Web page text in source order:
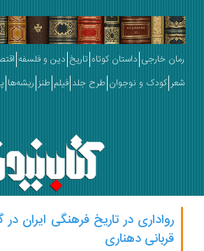
خارجی داستان کوتاه تاریخ دین و فلسفه اقتصاد
کودک و نوجوان طرح جلد فیلم طنز ریشه‌ها پس از
رواداری در تاریخ فرهنگی ایران در
قربانی دهناری